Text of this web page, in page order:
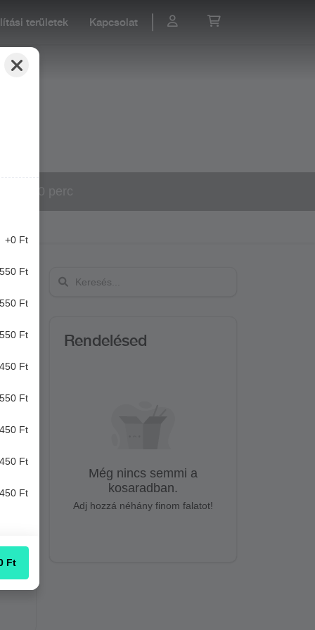
területek Kapcsolat
Rendelésed
Még nincs semmi a
kosaradban.
Adj hozzá néhány finom falatot!
+0 Ft
Ft
Ft
Ft
Ft
Ft
Ft
Ft
Ft
Ft